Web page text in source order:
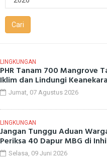
LINGKUNGAN
PHR Tanam 700 Mangrove
Iklim dan Lindungi
Jumat, 07 Agustus 2026
LINGKUNGAN
Jangan Tunggu Aduan
Periksa 40 Dapur MBG di
Selasa, 09 Juni 2026